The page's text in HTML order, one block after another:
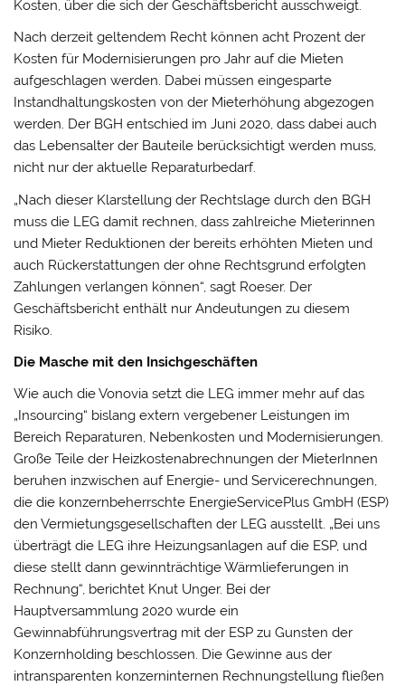
Kosten, über die sich der Geschäftsbericht ausschweigt.
Nach derzeit geltendem Recht können acht Prozent der
Kosten für Modernisierungen pro Jahr auf die Mieten
aufgeschlagen werden. Dabei müssen eingesparte
Instandhaltungskosten von der Mieterhöhung abgezogen
werden. Der BGH entschied im Juni 2020, dass dabei auch
das Lebensalter der Bauteile berücksichtigt werden muss,
nicht nur der aktuelle Reparaturbedarf.
„Nach dieser Klarstellung der Rechtslage durch den BGH
muss die LEG damit rechnen, dass zahlreiche Mieterinnen
und Mieter Reduktionen der bereits erhöhten Mieten und
auch Rückerstattungen der ohne Rechtsgrund erfolgten
Zahlungen verlangen können“, sagt Roeser. Der
Geschäftsbericht enthält nur Andeutungen zu diesem
Risiko.
Die Masche mit den Insichgeschäften
Wie auch die Vonovia setzt die LEG immer mehr auf das
„Insourcing“ bislang extern vergebener Leistungen im
Bereich Reparaturen, Nebenkosten und Modernisierungen.
Große Teile der Heizkostenabrechnungen der MieterInnen
beruhen inzwischen auf Energie- und Servicerechnungen,
die die konzernbeherrschte EnergieServicePlus GmbH (ESP)
den Vermietungsgesellschaften der LEG ausstellt. „Bei uns
überträgt die LEG ihre Heizungsanlagen auf die ESP, und
diese stellt dann gewinnträchtige Wärmlieferungen in
Rechnung“, berichtet Knut Unger. Bei der
Hauptversammlung 2020 wurde ein
Gewinnabführungsvertrag mit der ESP zu Gunsten der
Konzernholding beschlossen. Die Gewinne aus der
intransparenten konzerninternen Rechnungstellung fließen